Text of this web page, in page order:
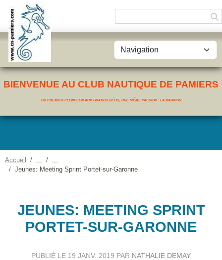
BIENVENUE AU CLUB NAUTIQUE DE PAMIERS
DU PREMIER PLONGEON AUX GRANDS DÉFIS, UNE MÊME PASSION : LA NATATION
Accueil
Jeunes: Meeting Sprint Portet-sur-Garonne
JEUNES: MEETING SPRINT
PORTET-SUR-GARONNE
PUBLIÉ LE 19 JANV. 2019 PAR NATHALIE DEMAY
Panneau de gestion des cookies